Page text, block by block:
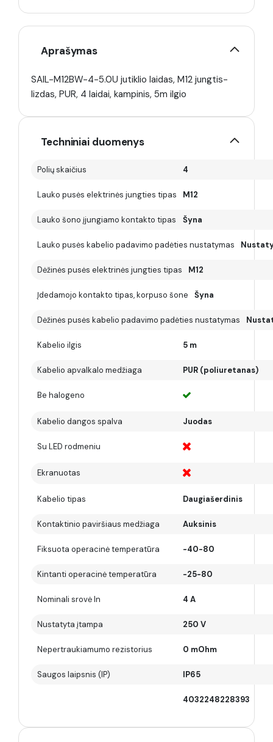
Aprašymas
SAIL-M12BW-4-5.0U jutiklio laidas, M12 jungtis-
lizdas, PUR, 4 laidai, kampinis, 5m ilgio
Techniniai duomenys
Polių skaičius 4
Lauko pusės elektrinės jungties tipas M12
Lauko šono įjungiamo kontakto tipas Šyna
Lauko pusės kabelio padavimo padėties nustatymas
Dėžinės pusės elektrinės jungties tipas M12
Įdedamojo kontakto tipas, korpuso šone Šyna
Dėžinės pusės kabelio padavimo padėties nustatymas
Kabelio ilgis 5 m
Kabelio apvalkalo medžiaga PUR (poliuretanas)
Be halogeno
Kabelio dangos spalva Juodas
Su LED rodmeniu
Ekranuotas
Kabelio tipas Daugiašerdinis
Kontaktinio paviršiaus medžiaga Auksinis
Fiksuota operacinė temperatūra -40-80
Kintanti operacinė temperatūra -25-80
Nominali srovė In 4 A
Nustatyta įtampa 250 V
Nepertraukiamumo rezistorius 0 mOhm
Saugos laipsnis (IP) IP65
4032248228393